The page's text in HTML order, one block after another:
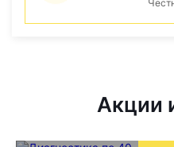
Акции